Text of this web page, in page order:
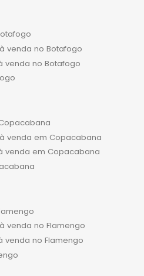
venda no Botafogo
venda no Botafogo
venda em Copacabana
venda em Copacabana
venda no Flamengo
venda no Flamengo